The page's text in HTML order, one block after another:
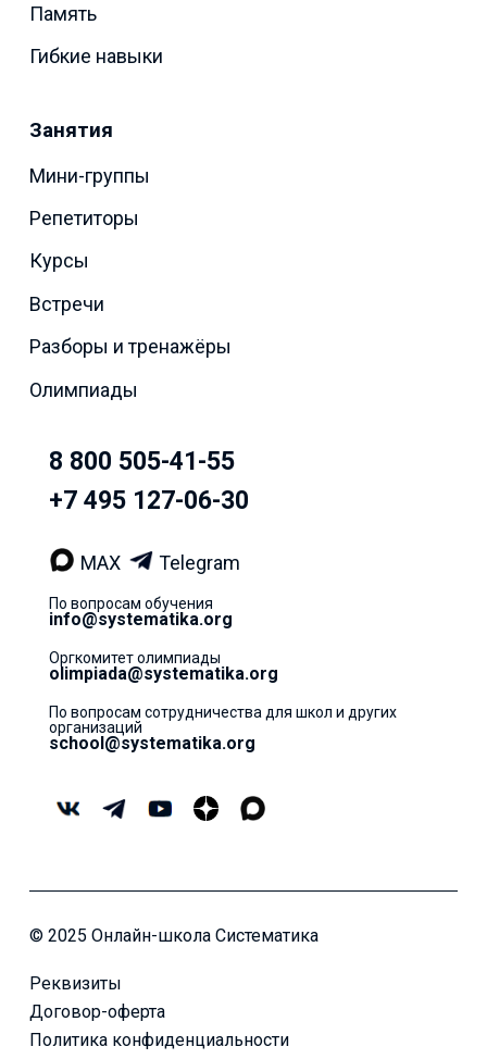
Память
Гибкие навыки
Занятия
Мини-группы
Репетиторы
Курсы
Встречи
Разборы и тренажёры
Олимпиады
8 800 505-41-55
+7 495 127-06-30
MAX Telegram
По вопросам обучения
info@systematika.org
Оргкомитет олимпиады
olimpiada@systematika.org
По вопросам сотрудничества для школ и других
организаций
school@systematika.org
© 2025 Онлайн-школа Систематика
Реквизиты
Договор-оферта
Политика конфиденциальности